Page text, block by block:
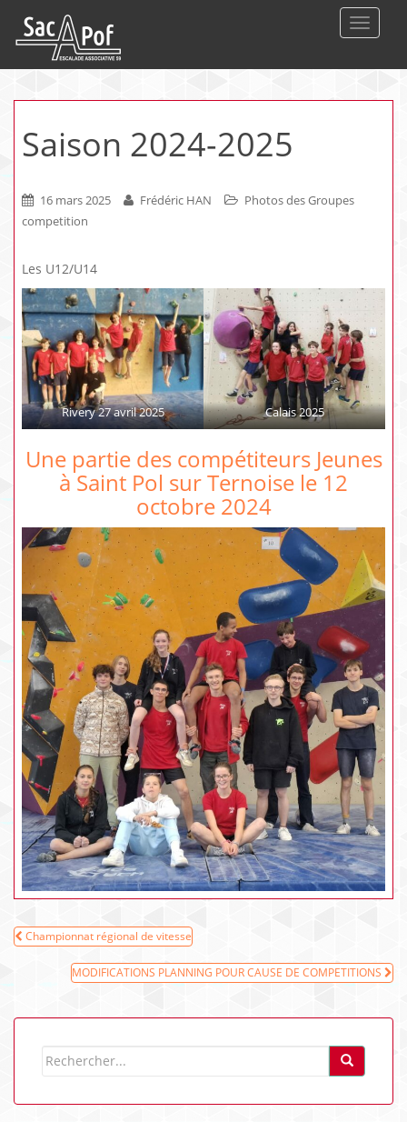
Saison 2024-2025
16 mars 2025 Frédéric HAN
Photos des Groupes
competition
Les U12/U14
Rivery 27 avril 2025 Calais 2025
Une partie des compétiteurs Jeunes
à Saint Pol sur Ternoise le 12
octobre 2024
Navigation
de
l’article
Championnat régional de vitesse
MODIFICATIONS PLANNING POUR CAUSE DE COMPETITIONS